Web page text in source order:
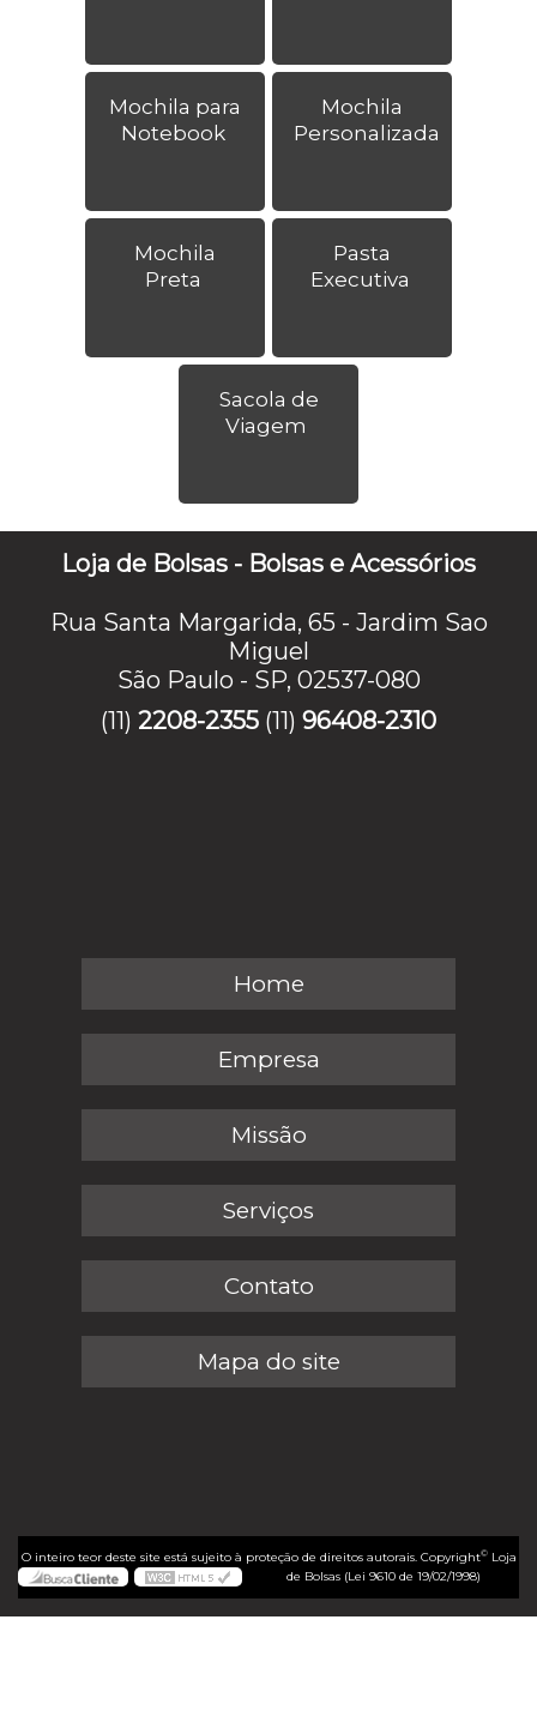
Mochila para
Notebook
Mochila
Personalizada
Mochila
Preta
Pasta
Executiva
Sacola de
Viagem
Loja de Bolsas - Bolsas e Acessórios
Rua Santa Margarida, 65 - Jardim Sao
Miguel
São Paulo - SP, 02537-080
(11) 2208-2355 (11) 96408-2310
Home
Empresa
Missão
Serviços
Contato
Mapa do site
O inteiro teor deste site está sujeito à proteção de direitos autorais. Copyright©Loja
de Bolsas (Lei 9610 de 19/02/1998)